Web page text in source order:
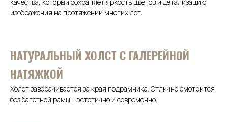
качества, который сохраняет яркость цветов и детализацию
изображения на протяжении многих лет.
НАТУРАЛЬНЫЙ ХОЛСТ С ГАЛЕРЕЙНОЙ
НАТЯЖКОЙ
Холст заворачивается за края подрамника. Отлично смотрится
без багетной рамы - эстетично и современно.